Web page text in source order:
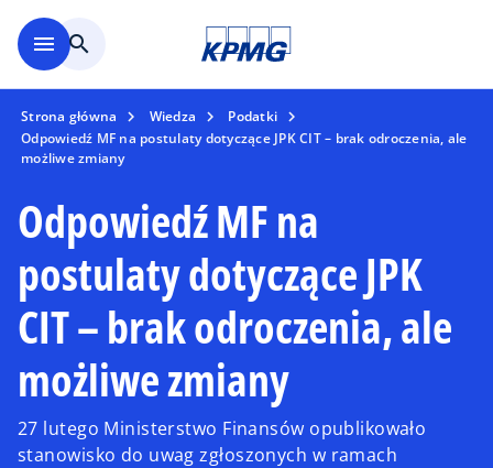
menu search
Strona główna Wiedza
Podatki
Odpowiedź MF na postulaty dotyczące JPK CIT – brak odroczenia, ale
możliwe zmiany
Odpowiedź MF na
postulaty dotyczące JPK
CIT – brak odroczenia, ale
możliwe zmiany
27 lutego Ministerstwo Finansów opublikowało
stanowisko do uwag zgłoszonych w ramach